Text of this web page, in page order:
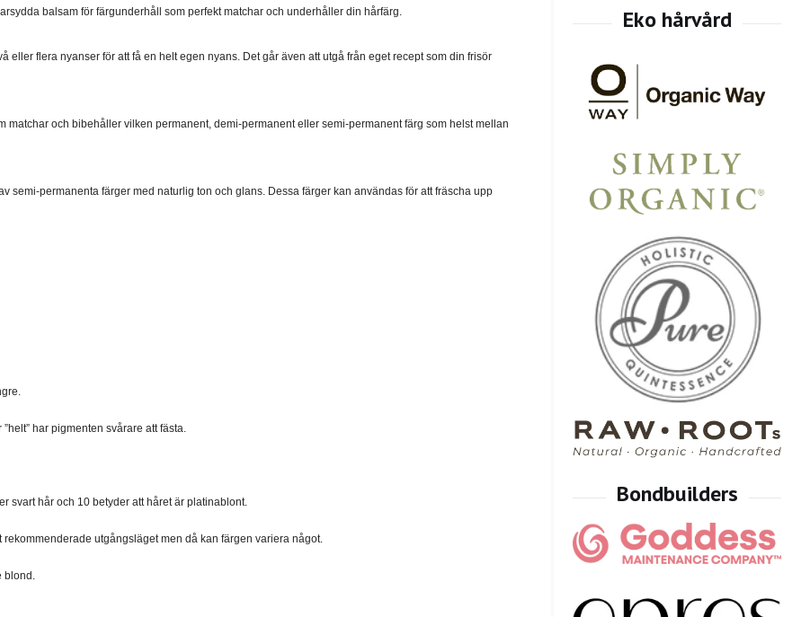
balsam för färgunderhåll som perfekt matchar och underhåller din hårfärg.
eller flera nyanser för att få en helt egen nyans. Det går även att utgå från eget recept som din frisör
matchar och bibehåller vilken permanent, demi-permanent eller semi-permanent färg som helst mellan
semi-permanenta färger med naturlig ton och glans. Dessa färger kan användas för att fräscha upp
har pigmenten svårare att fästa.
svart hår och 10 betyder att håret är platinablont.
utgångsläget men då kan färgen variera något.
blond.